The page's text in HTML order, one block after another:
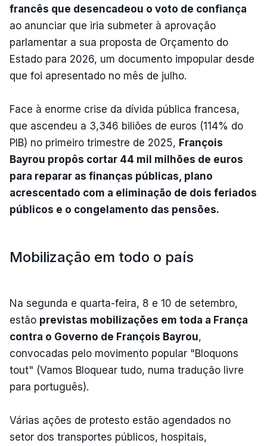
francês que desencadeou o voto de confiança
ao anunciar que iria submeter à aprovação
parlamentar a sua proposta de Orçamento do
Estado para 2026, um documento impopular desde
que foi apresentado no mês de julho.
Face à enorme crise da dívida pública francesa,
que ascendeu a 3,346 biliões de euros (114% do
PIB) no primeiro trimestre de 2025, François
Bayrou propôs cortar 44 mil milhões de euros
para reparar as finanças públicas, plano
acrescentado com a eliminação de dois feriados
públicos e o congelamento das pensões.
Mobilização em todo o país
Na segunda e quarta-feira, 8 e 10 de setembro,
estão previstas mobilizações em toda a França
contra o Governo de François Bayrou,
convocadas pelo movimento popular "Bloquons
tout" (Vamos Bloquear tudo, numa tradução livre
para português).
Várias ações de protesto estão agendados no
setor dos transportes públicos, hospitais,